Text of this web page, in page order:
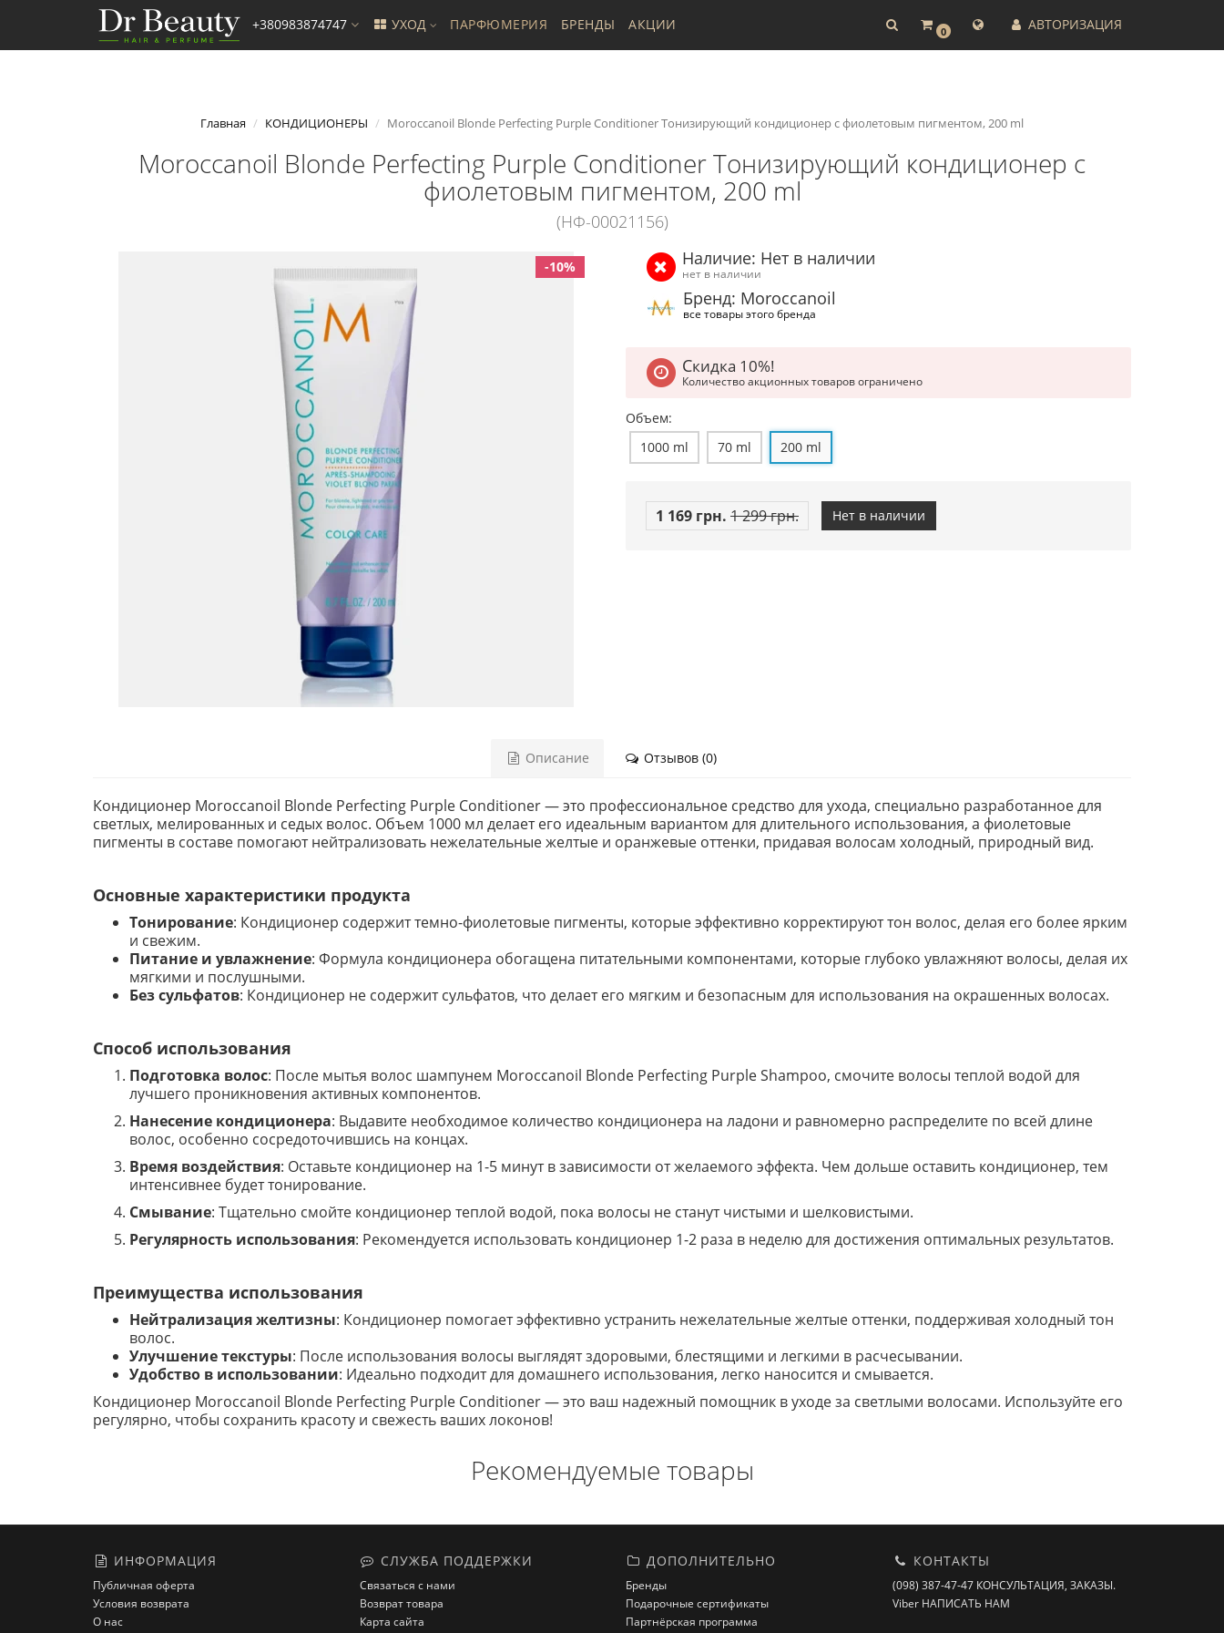
0 АВТОРИЗАЦИЯ
+380983874747 УХОД ПАРФЮМЕРИЯ БРЕНДЫ АКЦИИ
Главная КОНДИЦИОНЕРЫ Moroccanoil Blonde Perfecting Purple Conditioner Тонизирующий кондиционер с фиолетовым пигментом, 200 ml
Moroccanoil Blonde Perfecting Purple Conditioner Тонизирующий кондиционер с
фиолетовым пигментом, 200 ml
(НФ-00021156)
-10% Наличие: Нет в наличии
нет в наличии
Бренд: Moroccanoil
все товары этого бренда
Скидка 10%!
Количество акционных товаров ограничено
Объем:
1000 ml
70 ml 200 ml
1 169 грн. 1 299 грн. Нет в наличии
Описание Отзывов (0)
Кондиционер Moroccanoil Blonde Perfecting Purple Conditioner — это профессиональное средство для ухода, специально разработанное для
светлых, мелированных и седых волос. Объем 1000 мл делает его идеальным вариантом для длительного использования, а фиолетовые
пигменты в составе помогают нейтрализовать нежелательные желтые и оранжевые оттенки, придавая волосам холодный, природный вид.
Основные характеристики продукта
Тонирование: Кондиционер содержит темно-фиолетовые пигменты, которые эффективно корректируют тон волос, делая его более ярким
и свежим.
Питание и увлажнение: Формула кондиционера обогащена питательными компонентами, которые глубоко увлажняют волосы, делая их
мягкими и послушными.
Без сульфатов: Кондиционер не содержит сульфатов, что делает его мягким и безопасным для использования на окрашенных волосах.
Способ использования
Подготовка волос: После мытья волос шампунем Moroccanoil Blonde Perfecting Purple Shampoo, смочите волосы теплой водой для
лучшего проникновения активных компонентов.
Нанесение кондиционера: Выдавите необходимое количество кондиционера на ладони и равномерно распределите по всей длине
волос, особенно сосредоточившись на концах.
Время воздействия: Оставьте кондиционер на 1-5 минут в зависимости от желаемого эффекта. Чем дольше оставить кондиционер, тем
интенсивнее будет тонирование.
Смывание: Тщательно смойте кондиционер теплой водой, пока волосы не станут чистыми и шелковистыми.
Регулярность использования: Рекомендуется использовать кондиционер 1-2 раза в неделю для достижения оптимальных результатов.
Преимущества использования
Нейтрализация желтизны: Кондиционер помогает эффективно устранить нежелательные желтые оттенки, поддерживая холодный тон
волос.
Улучшение текстуры: После использования волосы выглядят здоровыми, блестящими и легкими в расчесывании.
Удобство в использовании: Идеально подходит для домашнего использования, легко наносится и смывается.
Кондиционер Moroccanoil Blonde Perfecting Purple Conditioner — это ваш надежный помощник в уходе за светлыми волосами. Используйте его
регулярно, чтобы сохранить красоту и свежесть ваших локонов!
Рекомендуемые товары
ИНФОРМАЦИЯ
Публичная оферта
Условия возврата
О нас
СЛУЖБА ПОДДЕРЖКИ
Связаться с нами
Возврат товара
Карта сайта
ДОПОЛНИТЕЛЬНО
Бренды
Подарочные сертификаты
Партнёрская программа
КОНТАКТЫ
(098) 387-47-47 КОНСУЛЬТАЦИЯ, ЗАКАЗЫ.
Viber НАПИСАТЬ НАМ